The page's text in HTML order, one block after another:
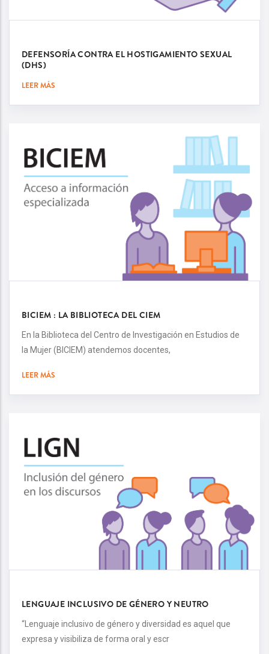
DEFENSORÍA CONTRA EL HOSTIGAMIENTO SEXUAL
(DHS)
LEER MÁS
BICIEM : LA BIBLIOTECA DEL CIEM
En la Biblioteca del Centro de Investigación en Estudios de
la Mujer (BICIEM) atendemos docentes,
LEER MÁS
LENGUAJE INCLUSIVO DE GÉNERO Y NEUTRO
“Lenguaje inclusivo de género y diversidad es aquel que
expresa y visibiliza de forma oral y escr